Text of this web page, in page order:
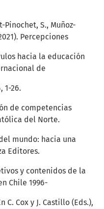
Pinochet, S., Muñoz-
Percepciones
hacia la educación
de
1-26.
de competencias
del Norte.
mundo: hacia una
Editores.
y contenidos de la
Chile 1996-
C. Cox y J. Castillo (Eds.),